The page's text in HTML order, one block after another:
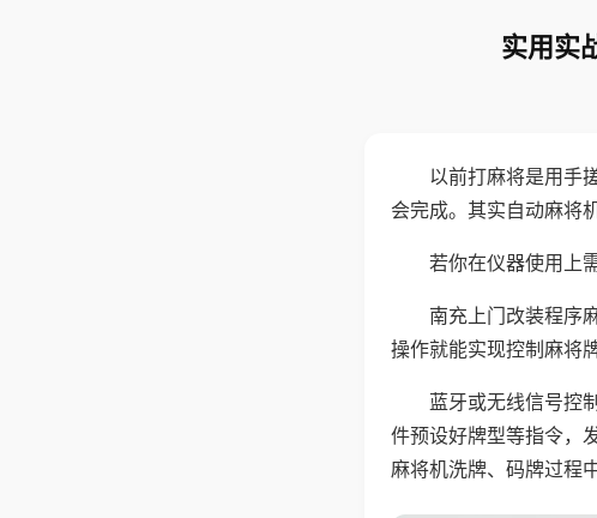
实用实
以前打麻将是用手
会完成。其实自动麻将
若你在仪器使用上
南充上门改装程序
操作就能实现控制麻将
蓝牙或无线信号控
件预设好牌型等指令，
麻将机洗牌、码牌过程